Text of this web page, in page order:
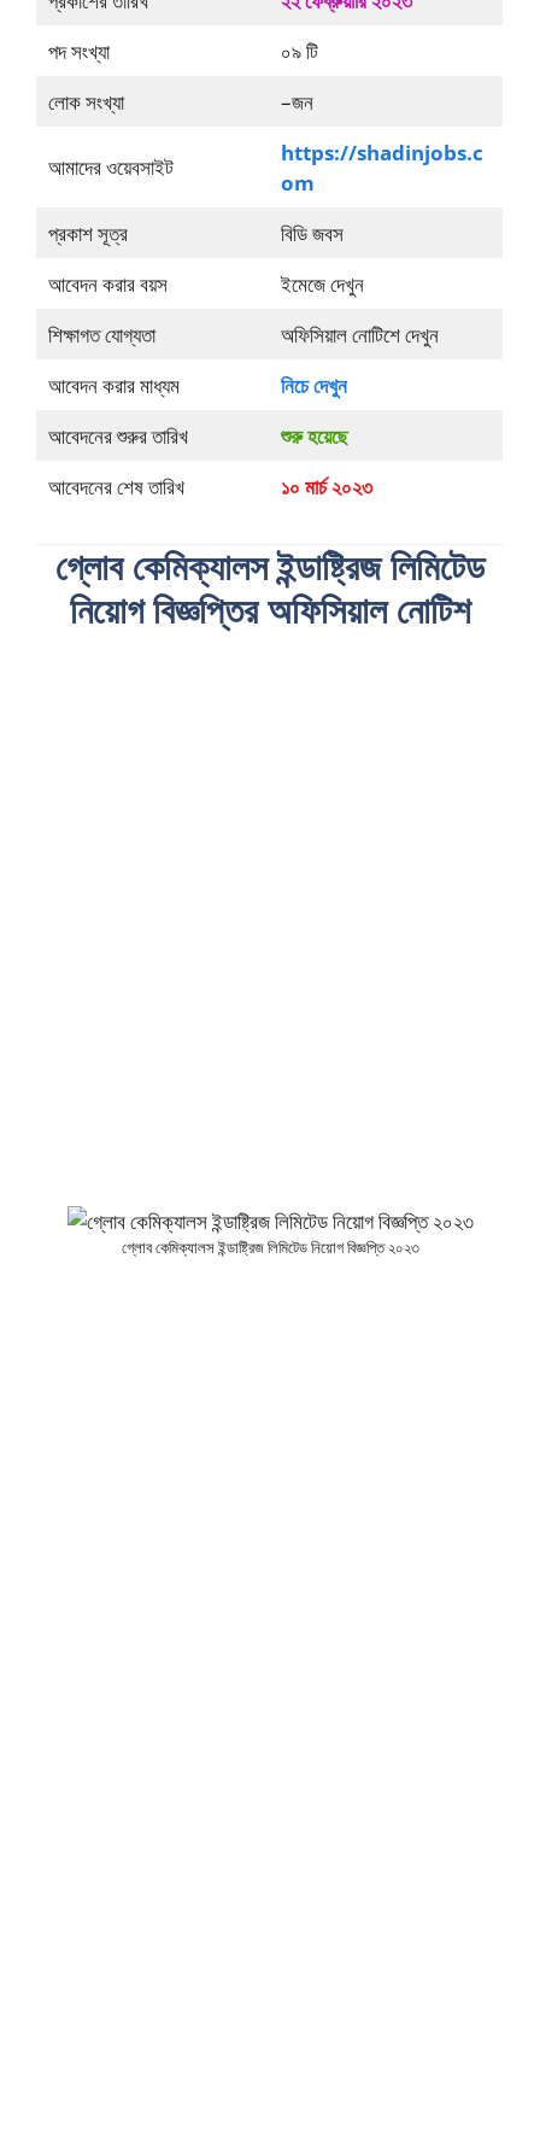
পদ সংখ্যা
০৯ টি
লোক সংখ্যা
–জন
আমাদের ওয়েবসাইট
https://shadinjobs.c
om
প্রকাশ সূত্র
বিডি জবস
আবেদন করার বয়স
ইমেজে দেখুন
শিক্ষাগত যোগ্যতা
অফিসিয়াল নোটিশে দেখুন
আবেদন করার মাধ্যম
নিচে দেখুন
আবেদনের শুরুর তারিখ
শুরু হয়েছে
আবেদনের শেষ তারিখ
১০ মার্চ ২০২৩
গ্লোব কেমিক্যালস ইন্ডাষ্ট্রিজ লিমিটেড
নিয়োগ বিজ্ঞপ্তির অফিসিয়াল নোটিশ
গ্লোব কেমিক্যালস ইন্ডাষ্ট্রিজ লিমিটেড নিয়োগ বিজ্ঞপ্তি ২০২৩